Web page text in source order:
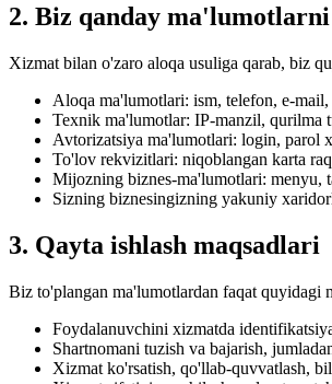
2. Biz qanday
Xizmat bilan o'zaro aloqa usuliga qarab, biz
Aloqa ma'lumotlari: ism, telefon, e-
Texnik ma'lumotlar: IP-manzil, qurilma
Avtorizatsiya ma'lumotlari: login, parol
To'lov rekvizitlari: niqoblangan karta
Mijozning biznes-ma'lumotlari: menyu,
Sizning biznesingizning yakuniy
3. Qayta ishlash maqsadlari
Biz to'plangan ma'lumotlardan faqat quyidagi
Foydalanuvchini xizmatda
Shartnomani tuzish va bajarish,
Xizmat ko'rsatish, qo'llab-quvvatlash,